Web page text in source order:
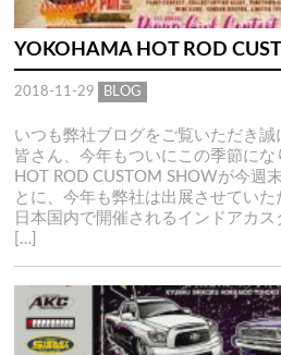
YOKOHAMA HOT ROD
2018-11-29 BLOG
いつも弊社ブログをご覧いただき誠
皆さん、今年もついにこの季節に
HOT ROD CUSTOM SHOWが今週
とに、今年も弊社は出展させていた
日本国内で開催されるインドアカ
[…]